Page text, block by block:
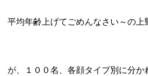
平均年齢上げてごめんなさい～の上
が、１００名、各顔タイプ別に分か